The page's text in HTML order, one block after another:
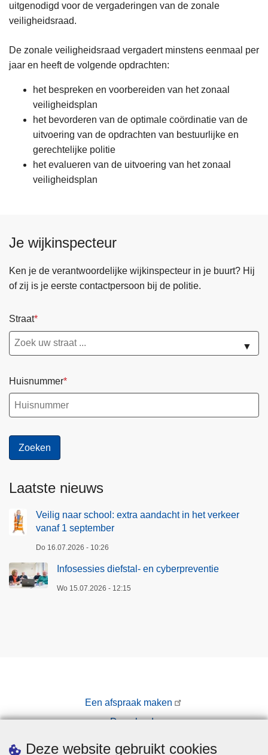
Deze website gebruikt cookies
uitgenodigd voor de vergaderingen van de zonale
veiligheidsraad.
De zonale veiligheidsraad vergadert minstens eenmaal per
jaar en heeft de volgende opdrachten:
het bespreken en voorbereiden van het zonaal
veiligheidsplan
het bevorderen van de optimale coördinatie van de
uitvoering van de opdrachten van bestuurlijke en
gerechtelijke politie
het evalueren van de uitvoering van het zonaal
veiligheidsplan
Je wijkinspecteur
Ken je de verantwoordelijke wijkinspecteur in je buurt? Hij
of zij is je eerste contactpersoon bij de politie.
Straat
▼
Huisnummer
Laatste nieuws
Veilig naar school: extra aandacht in het verkeer
vanaf 1 september
Do 16.07.2026 - 10:26
Infosessies diefstal- en cyberpreventie
Wo 15.07.2026 - 12:15
Een afspraak maken
Downloads
Pers